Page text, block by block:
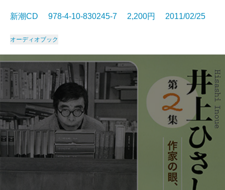
新潮CD 978-4-10-830245-7 2,200円 2011/02/25
オーディオブック